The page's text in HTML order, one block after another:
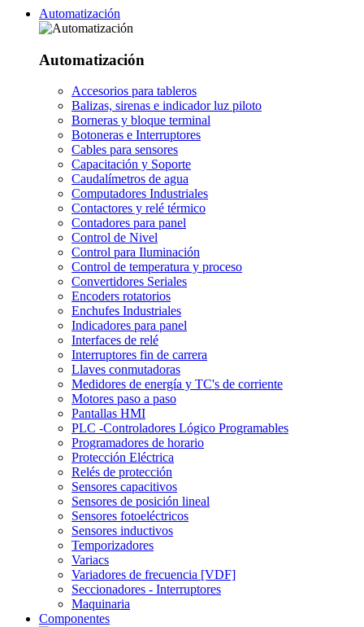
Automatización
Automatización
Accesorios para tableros
Balizas, sirenas e indicador luz piloto
Borneras y bloque terminal
Botoneras e Interruptores
Cables para sensores
Capacitación y Soporte
Caudalímetros de agua
Computadores Industriales
Contactores y relé térmico
Contadores para panel
Control de Nivel
Control para Iluminación
Control de temperatura y proceso
Convertidores Seriales
Encoders rotatorios
Enchufes Industriales
Indicadores para panel
Interfaces de relé
Interruptores fin de carrera
Llaves conmutadoras
Medidores de energía y TC's de corriente
Motores paso a paso
Pantallas HMI
PLC -Controladores Lógico Programables
Programadores de horario
Protección Eléctrica
Relés de protección
Sensores capacitivos
Sensores de posición lineal
Sensores fotoeléctricos
Sensores inductivos
Temporizadores
Variacs
Variadores de frecuencia [VDF]
Seccionadores - Interruptores
Maquinaria
Componentes